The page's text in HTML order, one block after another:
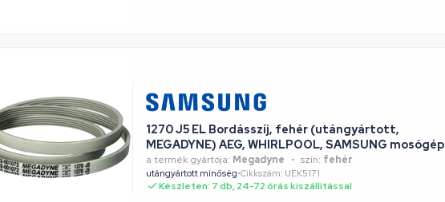
1270 J5 EL Bordásszíj, fehér (utángyártott,
MEGADYNE) AEG, WHIRLPOOL, SAMSUNG mosógép
a termék gyártója: Megadyne szín: fehér
utángyártott minőség•Cikkszám: UEK5171
Készleten: 7 db, 24-72 órás kiszállítással